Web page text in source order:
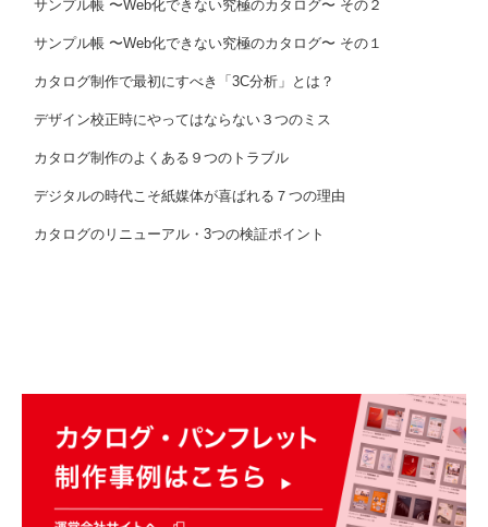
サンプル帳 〜Web化できない究極のカタログ〜 その２
サンプル帳 〜Web化できない究極のカタログ〜 その１
カタログ制作で最初にすべき「3C分析」とは？
デザイン校正時にやってはならない３つのミス
カタログ制作のよくある９つのトラブル
デジタルの時代こそ紙媒体が喜ばれる７つの理由
カタログのリニューアル・3つの検証ポイント